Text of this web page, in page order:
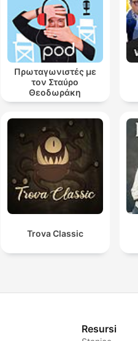
Πρωταγωνιστές με
τον Σταύρο
Θεοδωράκη
Trova Classic
Resursi